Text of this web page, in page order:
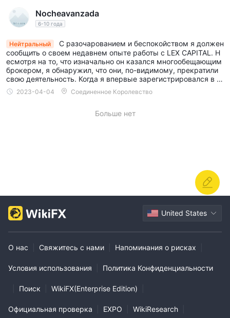
Nocheavanzada
6-10 года
Нейтральный
С разочарованием и беспокойством я должен
сообщить о своем недавнем опыте работы с LEX CAPITAL. Н
есмотря на то, что изначально он казался многообещающим
брокером, я обнаружил, что они, по-видимому, прекратили
свою деятельность. Когда я впервые зарегистрировался в L
EX CAPITAL, меня привлекли их конкурентоспособные торго
вые сборы и широкий выбор торговых продуктов.
2023-04-04 Соединенное Королевство
Больше нет
United States
О нас Свяжитесь с нами Напоминания о рисках
Условия использования Политика Конфиденциальности
Поиск WikiFX(Enterprise Edition)
Официальная проверка EXPO WikiResearch